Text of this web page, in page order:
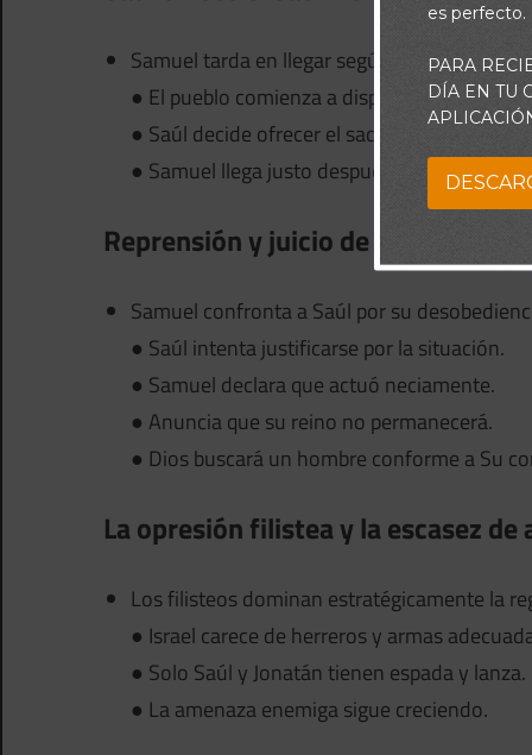
Samuel tarda en llegar según lo acordado.
● El pueblo comienza a dispersarse.
● Saúl decide ofrecer el sacrificio él mismo.
● Samuel llega justo después del acto.
Reprensión y juicio de Samuel (1
Samuel confronta a Saúl por su
● Saúl intenta justificarse por la situación.
● Samuel declara que actuó neciamente.
● Anuncia que su reino no permanecerá.
● Dios buscará un hombre conforme a Su
La opresión filistea y la escasez
Los filisteos dominan estratégicamente la
● Israel carece de herreros y armas
● Solo Saúl y Jonatán tienen espada y lanza.
● La amenaza enemiga sigue creciendo.
es perfecto.
PARA
DÍA EN TU